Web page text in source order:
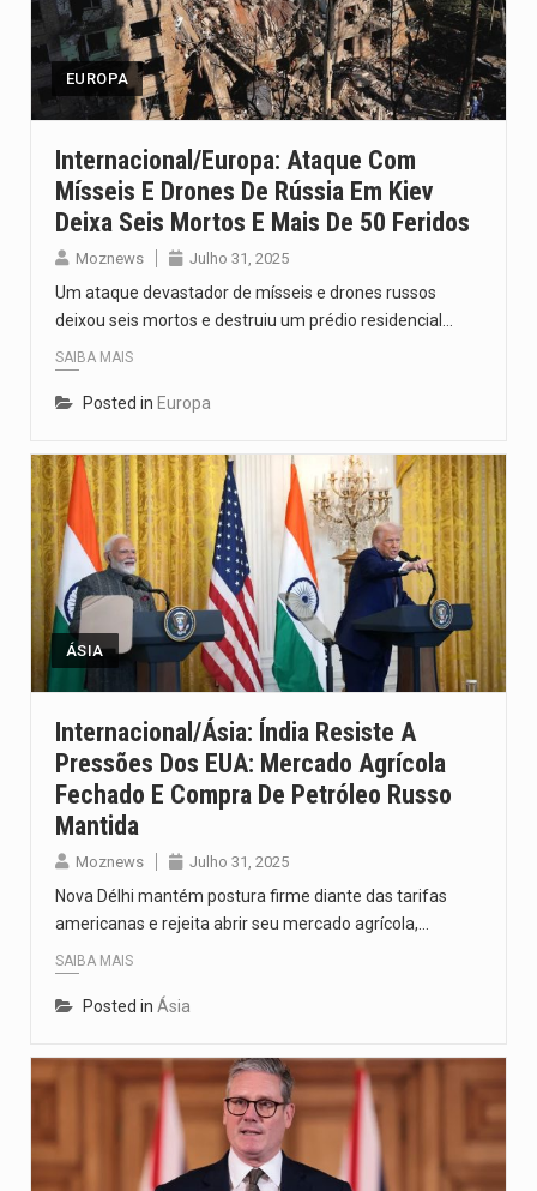
O pagamento marca o desfecho de um dos processos mais…
O programa, cuja implementação está prevista entre abril de 2026…
O Departamento de Estado norte-americano confirmou que cidadãos dos Estados…
EUROPA
Internacional/Europa: Ataque Com
Mísseis E Drones De Rússia Em Kiev
Deixa Seis Mortos E Mais De 50 Feridos
Moznews Julho 31, 2025
Um ataque devastador de mísseis e drones russos
deixou seis mortos e destruiu um prédio residencial…
SAIBA MAIS
Posted in Europa
ÁSIA
Internacional/Ásia: Índia Resiste A
Pressões Dos EUA: Mercado Agrícola
Fechado E Compra De Petróleo Russo
Mantida
Moznews Julho 31, 2025
Nova Délhi mantém postura firme diante das tarifas
americanas e rejeita abrir seu mercado agrícola,…
SAIBA MAIS
Posted in Ásia